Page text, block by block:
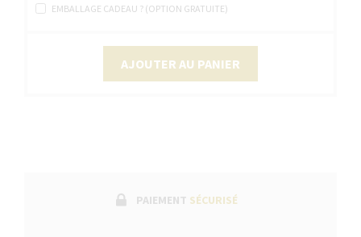
EMBALLAGE CADEAU ? (OPTION GRATUITE)
AJOUTER AU PANIER
PAIEMENT SÉCURISÉ